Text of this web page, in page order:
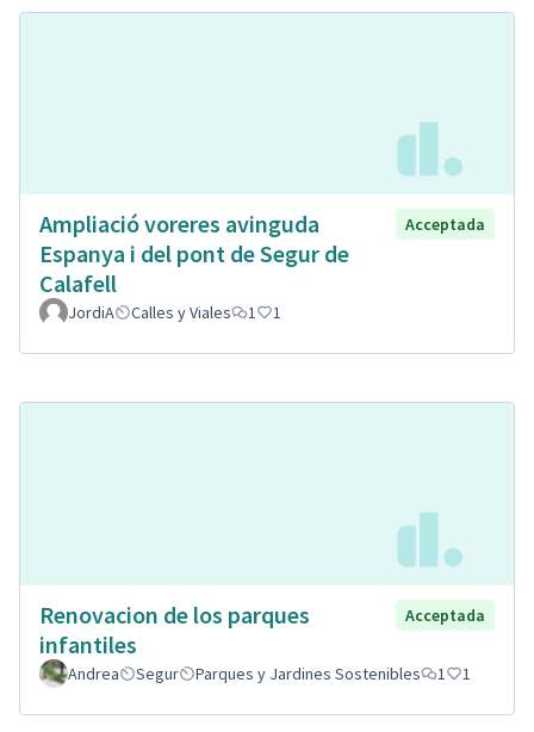
Ampliació voreres avinguda
Espanya i del pont de Segur de
Calafell
Acceptada
JordiA Calles y Viales 1 1
Renovacion de los parques
infantiles
Acceptada
Andrea Segur Parques y Jardines Sostenibles 1 1